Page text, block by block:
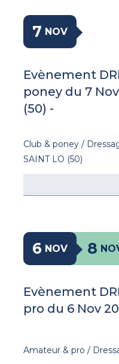
7 NOV
Evènement
poney du 7
(50) -
Club & poney /
SAINT LO (50)
6 NOV 8
Evènement
pro du 6 Nov
Amateur & pro /